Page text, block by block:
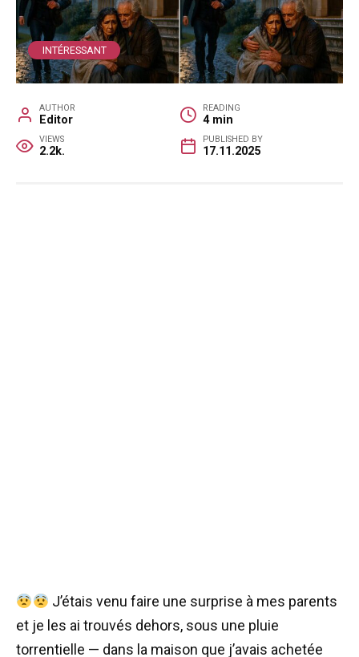
INTÉRESSANT
AUTHOR
Editor
READING
4 min
VIEWS
2.2k.
PUBLISHED BY
17.11.2025
J’étais venu faire une surprise à mes parents
et je les ai trouvés dehors, sous une pluie
torrentielle — dans la maison que j’avais achetée